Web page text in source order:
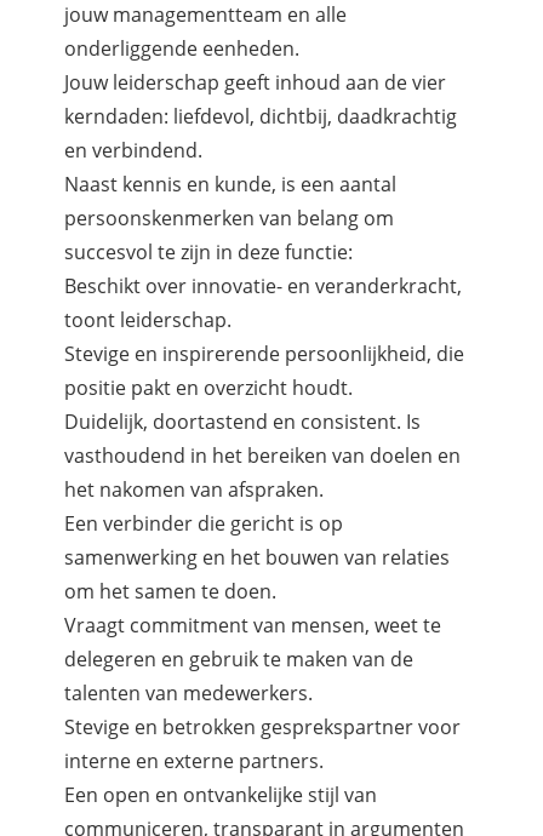
jouw managementteam en alle
onderliggende eenheden.
Jouw leiderschap geeft inhoud aan de vier
kerndaden: liefdevol, dichtbij, daadkrachtig
en verbindend.
Naast kennis en kunde, is een aantal
persoonskenmerken van belang om
succesvol te zijn in deze functie:
Beschikt over innovatie- en veranderkracht,
toont leiderschap.
Stevige en inspirerende persoonlijkheid, die
positie pakt en overzicht houdt.
Duidelijk, doortastend en consistent. Is
vasthoudend in het bereiken van doelen en
het nakomen van afspraken.
Een verbinder die gericht is op
samenwerking en het bouwen van relaties
om het samen te doen.
Vraagt commitment van mensen, weet te
delegeren en gebruik te maken van de
talenten van medewerkers.
Stevige en betrokken gesprekspartner voor
interne en externe partners.
Een open en ontvankelijke stijl van
communiceren, transparant in argumenten